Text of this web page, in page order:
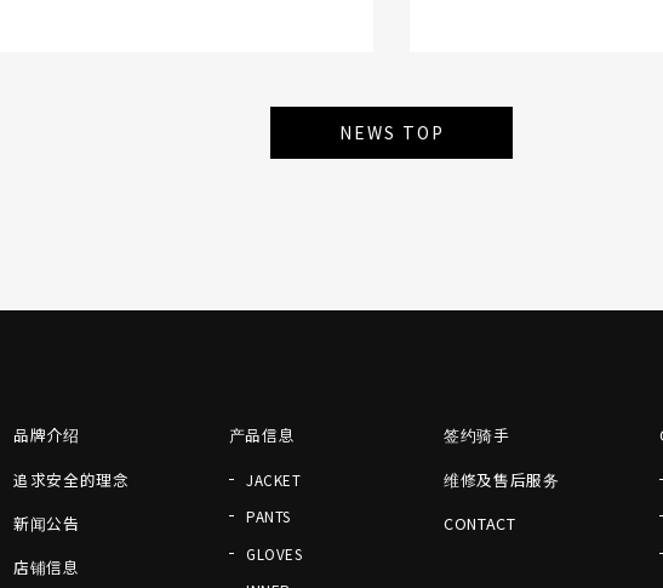
NEWS TOP
品牌介绍
追求安全的理念
产品信息
JACKET
PANTS
GLOVES
店铺信息
新闻公告
签约骑手
维修及售后服务
CONTACT